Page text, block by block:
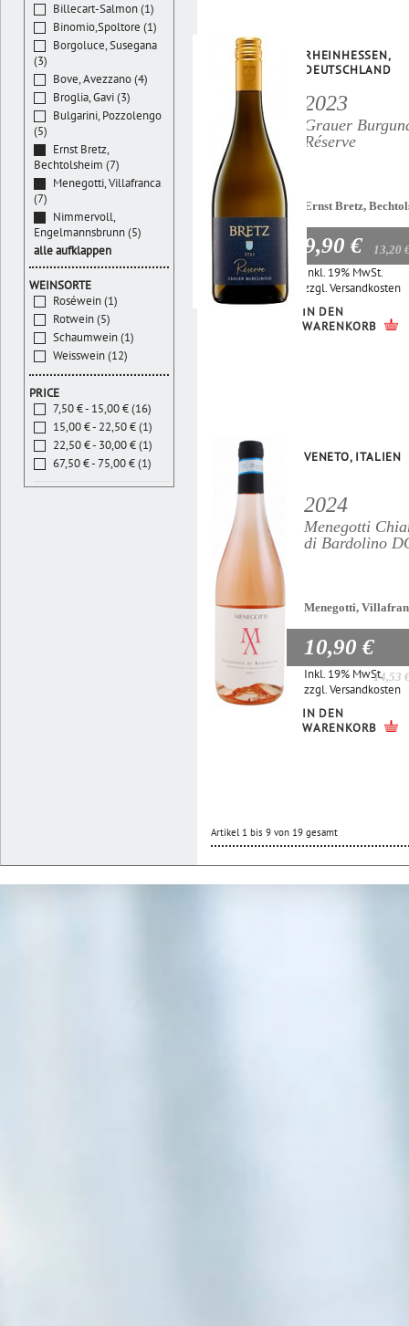
RHEINHESSEN,
DEUTSCHLAND
2023
Grauer
Réserve
Ernst Bretz,
9,90 € 13,20
Inkl. 19% MwSt.
zzgl.Versandkosten
IN DEN
WARENKORB
VENETO, ITALIEN
2024
Menegotti
di Bardolino
Menegotti,
10,90 €
14,53
Inkl. 19% MwSt.
zzgl.Versandkosten
IN DEN
WARENKORB
Artikel 1 bis 9 von 19 gesamt
Billecart-Salmon (1)
Binomio,Spoltore (1)
Borgoluce, Susegana
(3)
Bove, Avezzano (4)
Broglia, Gavi (3)
Bulgarini, Pozzolengo
(5)
Ernst Bretz,
Bechtolsheim (7)
Menegotti, Villafranca
(7)
Nimmervoll,
Engelmannsbrunn (5)
alle aufklappen
WEINSORTE
Roséwein (1)
Rotwein (5)
Schaumwein (1)
Weisswein (12)
PRICE
7,50 € - 15,00 € (16)
15,00 € - 22,50 € (1)
22,50 € - 30,00 € (1)
67,50 € - 75,00 € (1)